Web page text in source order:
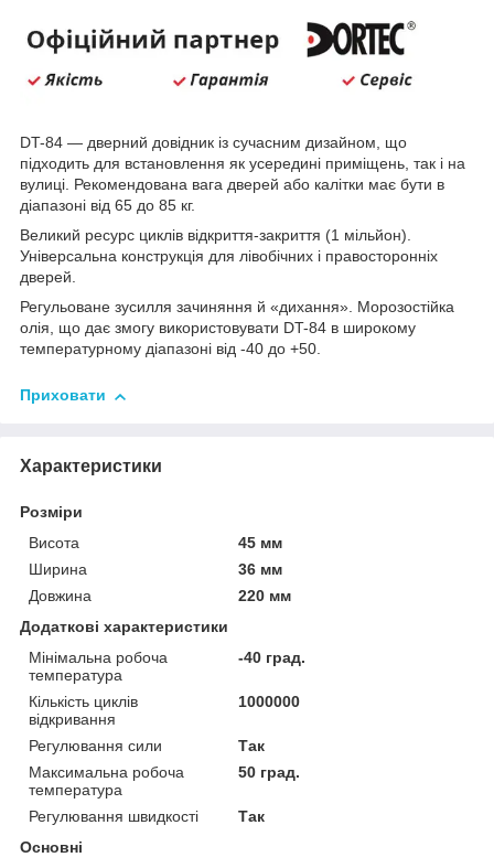
DT-84 — дверний довідник із сучасним дизайном, що
підходить для встановлення як усередині приміщень, так і на
вулиці. Рекомендована вага дверей або калітки має бути в
діапазоні від 65 до 85 кг.
Великий ресурс циклів відкриття-закриття (1 мільйон).
Універсальна конструкція для лівобічних і правосторонніх
дверей.
Регульоване зусилля зачиняння й «дихання». Морозостійка
олія, що дає змогу використовувати DT-84 в широкому
температурному діапазоні від -40 до +50.
Приховати
Характеристики
Розміри
Висота
45 мм
Ширина
36 мм
Довжина
220 мм
Додаткові характеристики
Мінімальна робоча
температура
-40 град.
Кількість циклів
відкривання
1000000
Регулювання сили
Так
Максимальна робоча
температура
50 град.
Регулювання швидкості
Так
Основні